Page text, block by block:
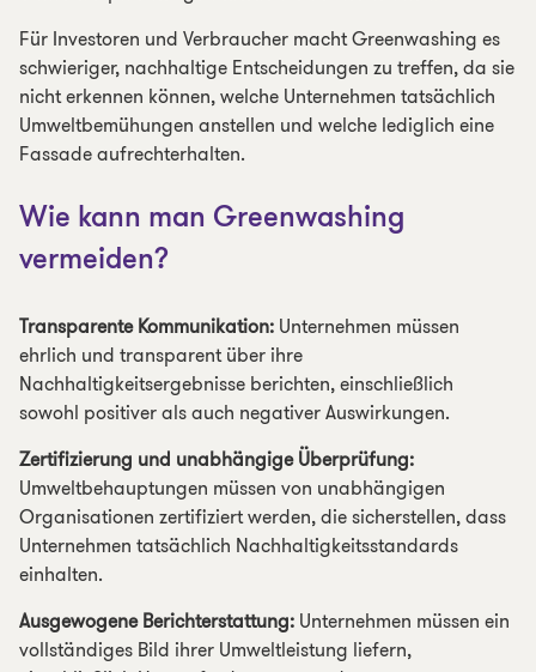
Für Investoren und Verbraucher macht Greenwashing es
schwieriger, nachhaltige Entscheidungen zu treffen, da sie
nicht erkennen können, welche Unternehmen tatsächlich
Umweltbemühungen anstellen und welche lediglich eine
Fassade aufrechterhalten.
Wie kann man Greenwashing
vermeiden?
Transparente Kommunikation: Unternehmen müssen
ehrlich und transparent über ihre
Nachhaltigkeitsergebnisse berichten, einschließlich
sowohl positiver als auch negativer Auswirkungen.
Zertifizierung und unabhängige Überprüfung:
Umweltbehauptungen müssen von unabhängigen
Organisationen zertifiziert werden, die sicherstellen, dass
Unternehmen tatsächlich Nachhaltigkeitsstandards
einhalten.
Ausgewogene Berichterstattung: Unternehmen müssen ein
vollständiges Bild ihrer Umweltleistung liefern,